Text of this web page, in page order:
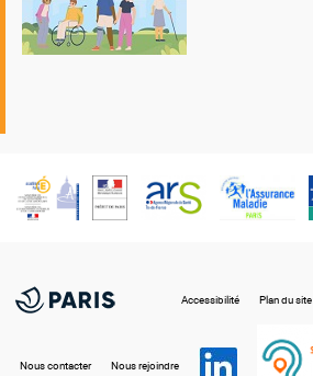
Nos
partenaires
Accessibilité Plan du site
Nous contacter Nous rejoindre